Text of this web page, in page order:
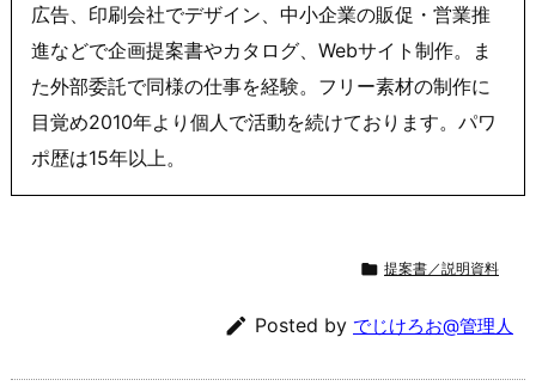
広告、印刷会社でデザイン、中小企業の販促・営業推
進などで企画提案書やカタログ、Webサイト制作。ま
た外部委託で同様の仕事を経験。フリー素材の制作に
目覚め2010年より個人で活動を続けております。パワ
ポ歴は15年以上。
 提案書／説明資料
 Posted by でじけろお@管理人